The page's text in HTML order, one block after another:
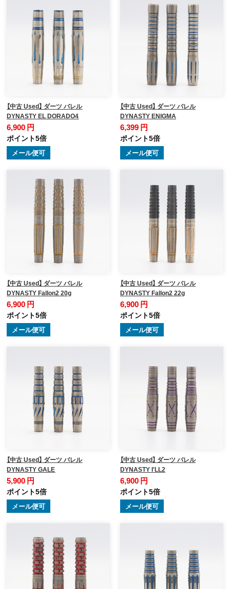
【中古 Used】 ダーツ バレル
DYNASTY EL DORADO4
6,900 円
ポイント5倍
メール便可
【中古 Used】 ダーツ バレル
DYNASTY ENIGMA
6,399 円
ポイント5倍
メール便可
【中古 Used】 ダーツ バレル
DYNASTY Fallon2 20g
6,900 円
ポイント5倍
メール便可
【中古 Used】 ダーツ バレル
DYNASTY Fallon2 22g
6,900 円
ポイント5倍
メール便可
【中古 Used】 ダーツ バレル
DYNASTY GALE
5,900 円
ポイント5倍
メール便可
【中古 Used】 ダーツ バレル
DYNASTY I'LL2
6,900 円
ポイント5倍
メール便可